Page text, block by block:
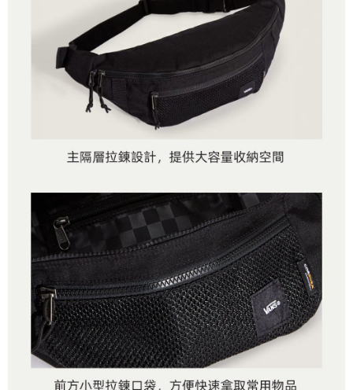
４．使用「AFTEE先享後付」時，將依據個別帳號之用戶狀況，依本公司即
時審查核予不同之上限額度；若仍有額度不足之情形，本公司將視審查結果
請求用戶進行身份認證。
５．嚴禁一人註冊多個帳號或使用他人資訊註冊。若發現惡意使用之情形，
恩沛科技股份有限公司將有權停止該用戶之使用額度並採取法律行動。